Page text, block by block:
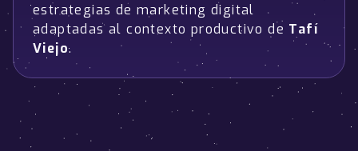
estrategias de marketing digital
adaptadas al contexto productivo de Tafí
Viejo.